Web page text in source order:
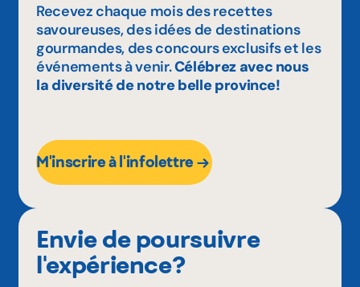
Recevez chaque mois des recettes
savoureuses, des idées de destinations
gourmandes, des concours exclusifs et les
événements à venir.Célébrez avec nous
la diversité de notre belle province!
M'inscrire à l'infolettre
Envie de poursuivre
l'expérience?